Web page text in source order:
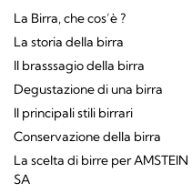
La Birra, che cos’è ?
La storia della birra
Il brasssagio della birra
Degustazione di una birra
Il principali stili birrari
Conservazione della birra
La scelta di birre per AMSTEIN
SA